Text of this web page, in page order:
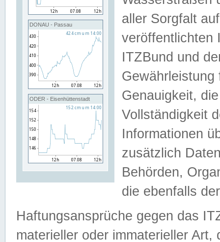
DONAU - Passau
ODER - Eisenhüttenstadt
aller Sorgfalt
veröffentlichten
ITZBund und
Genauigkeit,
Vollständigkeit
Informationen
zusätzlich
Behörden,
die ebenfalls
Haftungsansprüche gegen das
materieller oder immaterieller